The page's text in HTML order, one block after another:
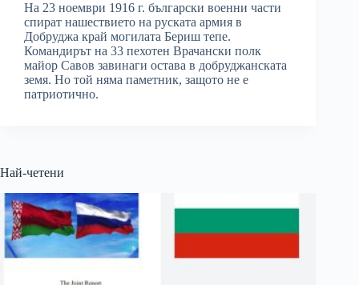
На 23 ноември 1916 г. български военни части
спират нашествието на руската армия в
Добруджа край могилата Бериш тепе.
Командирът на 33 пехотен Врачански полк
майор Савов завинаги остава в добруджанската
земя. Но той няма паметник, защото не е
патриотично.
Най-четени